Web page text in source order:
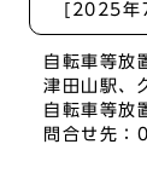
[2025年
自転車等放
津田山駅、
自転車等放
問合せ先